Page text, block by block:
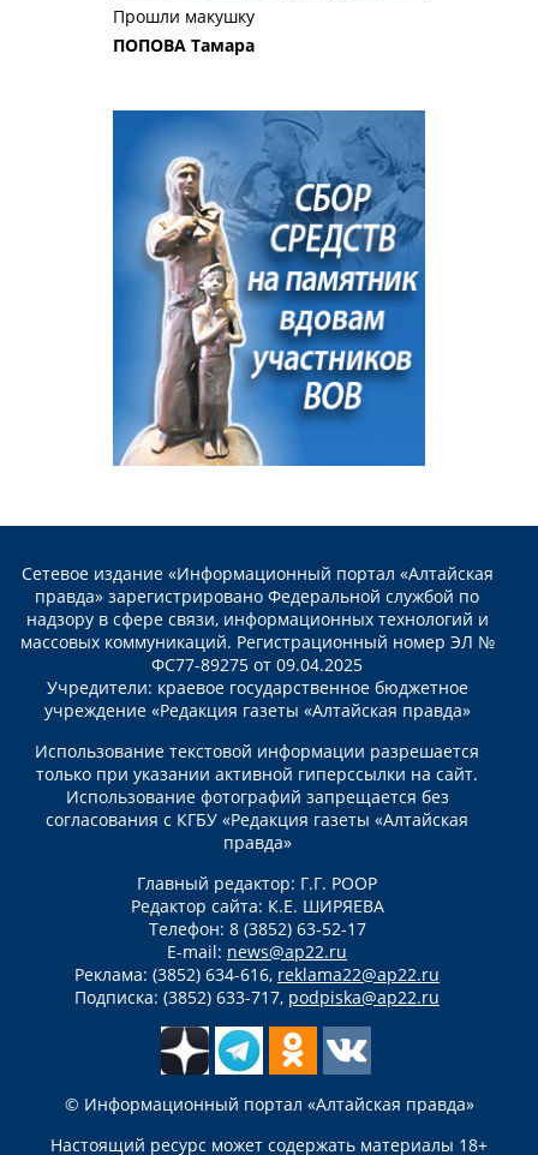
Прошли макушку
ПОПОВА Тамара
Сетевое издание «Информационный портал «Алтайская
правда» зарегистрировано Федеральной службой по
надзору в сфере связи, информационных технологий и
массовых коммуникаций. Регистрационный номер ЭЛ №
ФС77-89275 от 09.04.2025
Учредители: краевое государственное бюджетное
учреждение «Редакция газеты «Алтайская правда»
Использование текстовой информации разрешается
только при указании активной гиперссылки на сайт.
Использование фотографий запрещается без
согласования с КГБУ «Редакция газеты «Алтайская
правда»
Главный редактор: Г.Г. РООР
Редактор сайта: К.Е. ШИРЯЕВА
Телефон: 8 (3852) 63-52-17
E-mail: news@ap22.ru
Реклама: (3852) 634-616, reklama22@ap22.ru
Подписка: (3852) 633-717, podpiska@ap22.ru
© Информационный портал «Алтайская правда»
Настоящий ресурс может содержать материалы 18+